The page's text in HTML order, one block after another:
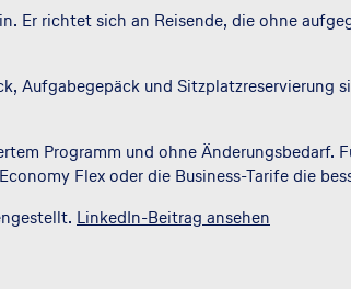
Er richtet sich an Reisende, die ohne
Aufgabegepäck und Sitzplatzreservierung
Programm und ohne Änderungsbedarf.
Flex oder die Business-Tarife die
LinkedIn-Beitrag ansehen